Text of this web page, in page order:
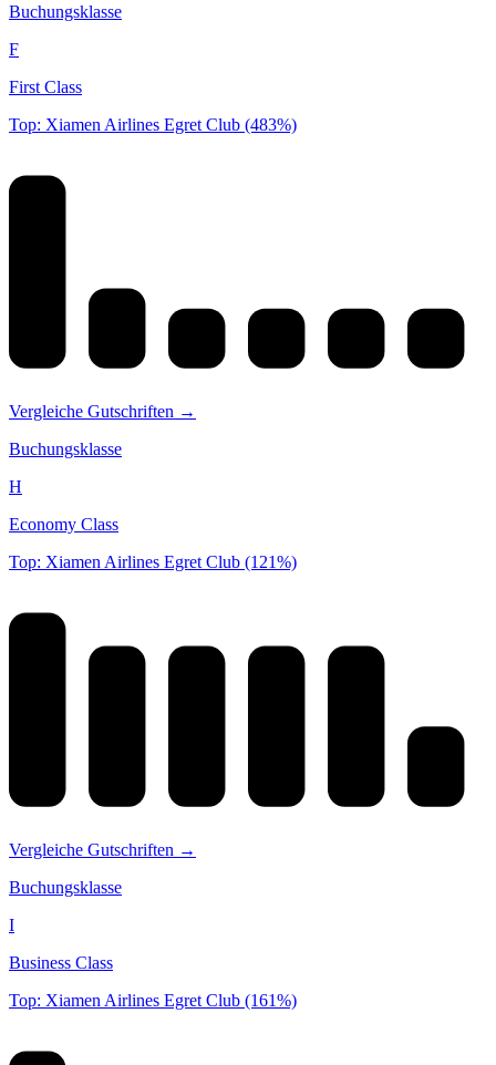
Buchungsklasse
F
First Class
Top: Xiamen Airlines Egret Club (483%)
Vergleiche Gutschriften →
Buchungsklasse
H
Economy Class
Top: Xiamen Airlines Egret Club (121%)
Vergleiche Gutschriften →
Buchungsklasse
I
Business Class
Top: Xiamen Airlines Egret Club (161%)